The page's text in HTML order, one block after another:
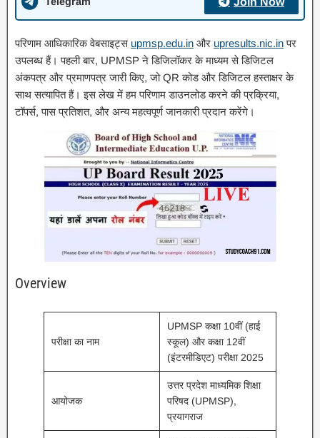
परिणाम आधिकारिक वेबसाइट्स upmsp.edu.in और upresults.nic.inपर
उपलब्ध हैं। पहली बार, UPMSP ने डिजिलॉकर के माध्यम से डिजिटल
अंकपत्र और प्रमाणपत्र जारी किए, जो QR कोड और डिजिटल हस्ताक्षर के
साथ सत्यापित हैं। इस लेख में हम परिणाम डाउनलोड करने की प्रक्रिया,
टॉपर्स, पास प्रतिशत, और अन्य महत्वपूर्ण जानकारी प्रदान करेंगे।
Overview
परीक्षा का नाम
UPMSP कक्षा 10वीं (हाई
स्कूल) और कक्षा 12वीं
(इंटरमीडिएट) परीक्षा 2025
आयोजक
उत्तर प्रदेश माध्यमिक शिक्षा
परिषद (UPMSP),
प्रयागराज